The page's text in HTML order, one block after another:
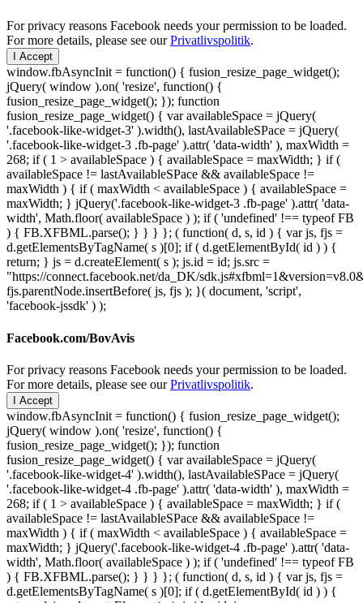
For privacy reasons Facebook needs your permission to be loaded.
For more details, please see ourPrivatlivspolitik.
I Accept
window.fbAsyncInit = function() { fusion_resize_page_widget();
jQuery( window ).on( 'resize', function() {
fusion_resize_page_widget(); }); function
fusion_resize_page_widget() { var availableSpace = jQuery(
'.facebook-like-widget-3' ).width(), lastAvailableSPace = jQuery(
'.facebook-like-widget-3 .fb-page' ).attr( 'data-width' ), maxWidth =
268; if ( 1 > availableSpace ) { availableSpace = maxWidth; } if (
availableSpace != lastAvailableSPace && availableSpace !=
maxWidth ) { if ( maxWidth < availableSpace ) { availableSpace =
maxWidth; } jQuery('.facebook-like-widget-3 .fb-page' ).attr( 'data-
width', Math.floor( availableSpace ) ); if ( 'undefined' !== typeof FB
) { FB.XFBML.parse(); } } } }; ( function( d, s, id ) { var js, fjs =
d.getElementsByTagName( s )[0]; if ( d.getElementById( id ) ) {
return; } js = d.createElement( s ); js.id = id; js.src =
"https://connect.facebook.net/da_DK/
fjs.parentNode.insertBefore( js, fjs ); }( document, 'script',
'facebook-jssdk' ) );
Facebook.com/BovAvis
For privacy reasons Facebook needs your permission to be loaded.
For more details, please see ourPrivatlivspolitik.
I Accept
window.fbAsyncInit = function() { fusion_resize_page_widget();
jQuery( window ).on( 'resize', function() {
fusion_resize_page_widget(); }); function
fusion_resize_page_widget() { var availableSpace = jQuery(
'.facebook-like-widget-4' ).width(), lastAvailableSPace = jQuery(
'.facebook-like-widget-4 .fb-page' ).attr( 'data-width' ), maxWidth =
268; if ( 1 > availableSpace ) { availableSpace = maxWidth; } if (
availableSpace != lastAvailableSPace && availableSpace !=
maxWidth ) { if ( maxWidth < availableSpace ) { availableSpace =
maxWidth; } jQuery('.facebook-like-widget-4 .fb-page' ).attr( 'data-
width', Math.floor( availableSpace ) ); if ( 'undefined' !== typeof FB
) { FB.XFBML.parse(); } } } }; ( function( d, s, id ) { var js, fjs =
d.getElementsByTagName( s )[0]; if ( d.getElementById( id ) ) {